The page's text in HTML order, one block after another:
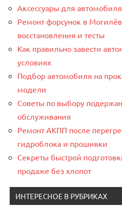
Аксессуары для
Ремонт форсунок в
восстановления и тесты
Как правильно завести
условиях
Подбор автомобиля на
модели
Советы по выбору
обслуживания
Ремонт АКПП после
гидроблока и прошивки
Секреты быстрой
продаже без хлопот
ИНТЕРЕСНОЕ В РУБРИКАХ